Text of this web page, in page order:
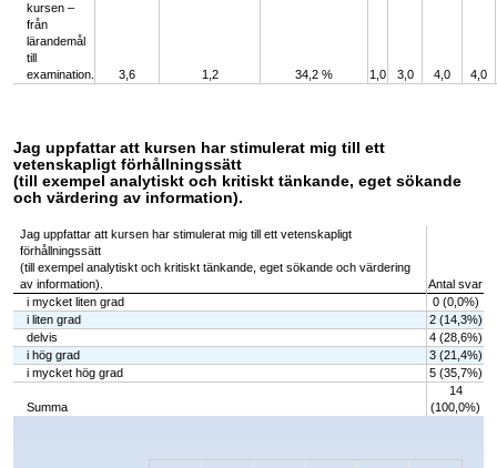
kursen –
från
lärandemål
till
examination.
3,6 1,2 34,2 % 1,0 3,0 4,0 4,0
Jag uppfattar att kursen har stimulerat mig till ett
vetenskapligt förhållningssätt
(till exempel analytiskt och kritiskt tänkande, eget sökande
och värdering av information).
Jag uppfattar att kursen har stimulerat mig till ett vetenskapligt
förhållningssätt
(till exempel analytiskt och kritiskt tänkande, eget sökande och värdering
av information).
Antal svar
i mycket liten grad
0 (0,0%)
i liten grad
2 (14,3%)
delvis
4 (28,6%)
i hög grad
3 (21,4%)
i mycket hög grad
5 (35,7%)
Summa
14
(100,0%)
Chart
The chart has 1 X axis displaying categories.